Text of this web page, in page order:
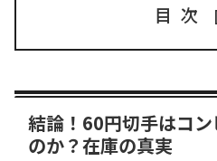
目次
結論！60円切手はコ
のか？在庫の真実